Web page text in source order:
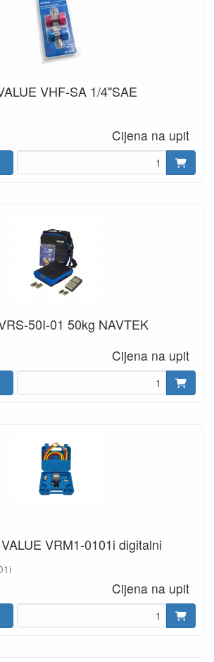
VHF-SA 1/4"SAE
Cijena na upit
50I-01 50kg NAVTEK
Cijena na upit
VRM1-0101i digitalni
Cijena na upit